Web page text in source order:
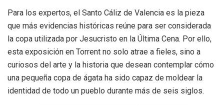
Para los expertos, el Santo Cáliz de Valencia es la pieza
que más evidencias históricas reúne para ser considerada
la copa utilizada por Jesucristo en la Última Cena. Por ello,
esta exposición en Torrent no solo atrae a fieles, sino a
curiosos del arte y la historia que desean contemplar cómo
una pequeña copa de ágata ha sido capaz de moldear la
identidad de todo un pueblo durante más de seis siglos.